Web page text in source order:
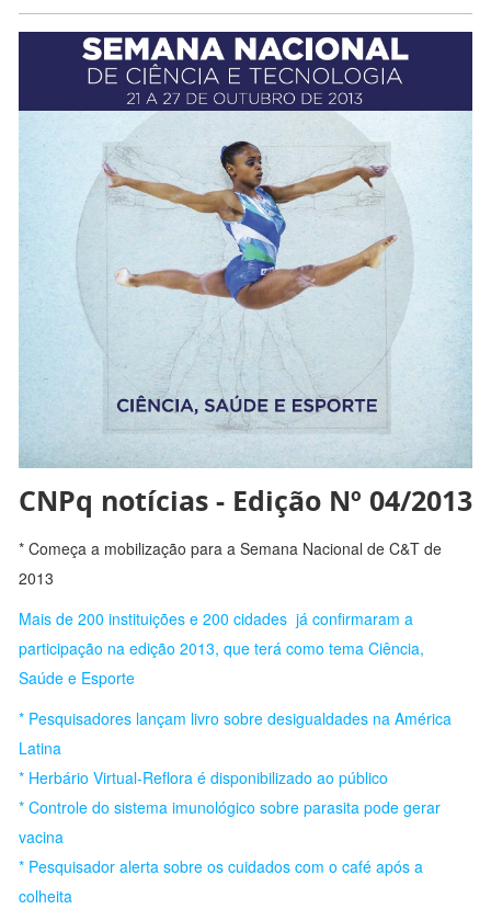
CNPq notícias - Edição Nº 04/2013
* Começa a mobilização para a Semana Nacional de C&T de
2013
Mais de 200 instituições e 200 cidades já confirmaram a
participação na edição 2013, que terá como tema Ciência,
Saúde e Esporte
* Pesquisadores lançam livro sobre desigualdades na América
Latina
* Herbário Virtual-Reflora é disponibilizado ao público
* Controle do sistema imunológico sobre parasita pode gerar
vacina
* Pesquisador alerta sobre os cuidados com o café após a
colheita